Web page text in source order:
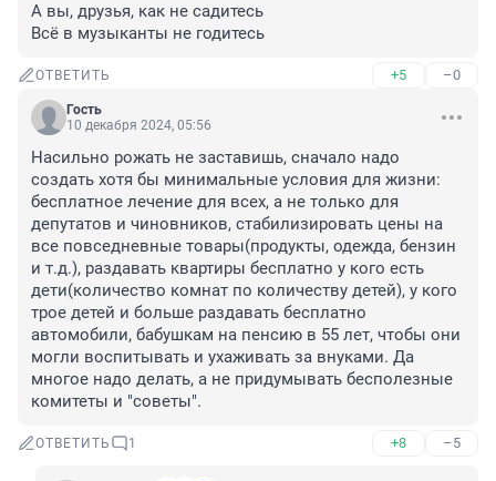
А вы, друзья, как не садитесь
Всё в музыканты не годитесь
ОТВЕТИТЬ +5 –0
Гость
10 декабря 2024, 05:56
Насильно рожать не заставишь, сначало надо
создать хотя бы минимальные условия для жизни:
бесплатное лечение для всех, а не только для
депутатов и чиновников, стабилизировать цены на
все повседневные товары(продукты, одежда, бензин
и т.д.), раздавать квартиры бесплатно у кого есть
дети(количество комнат по количеству детей), у кого
трое детей и больше раздавать бесплатно
автомобили, бабушкам на пенсию в 55 лет, чтобы они
могли воспитывать и ухаживать за внуками. Да
многое надо делать, а не придумывать бесполезные
комитеты и "советы".
ОТВЕТИТЬ 1 +8 –5